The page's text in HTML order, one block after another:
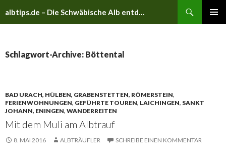
albtips.de – Die Schwäbische Alb entdecken
Schlagwort-Archive: Böttental
BAD URACH, HÜLBEN, GRABENSTETTEN, RÖMERSTEIN,
FERIENWOHNUNGEN, GEFÜHRTE TOUREN, LAICHINGEN, SANKT
JOHANN, ENINGEN, WANDERREITEN
Mit dem Muli am Albtrauf
8. MAI 2016 ALBTRÄUFLER SCHREIBE EINEN KOMMENTAR